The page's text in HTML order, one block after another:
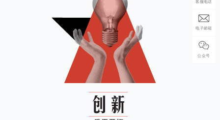
客服电话
电子邮箱
公众号